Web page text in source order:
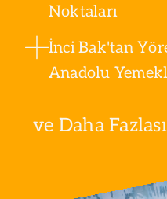
Noktaları
İnci Bak'tan
Anadolu
ve Daha